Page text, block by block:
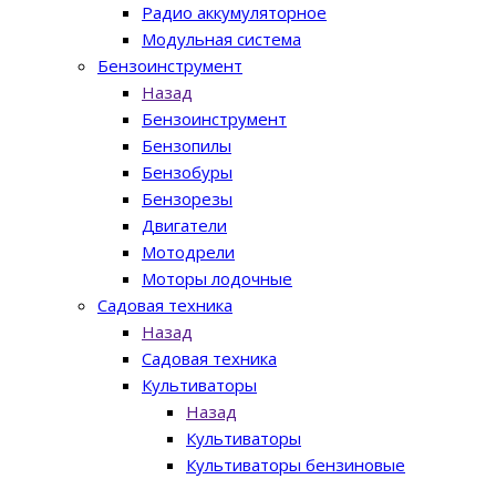
Радио аккумуляторное
Модульная система
Бензоинструмент
Назад
Бензоинструмент
Бензопилы
Бензобуры
Бензорезы
Двигатели
Мотодрели
Моторы лодочные
Садовая техника
Назад
Садовая техника
Культиваторы
Назад
Культиваторы
Культиваторы бензиновые